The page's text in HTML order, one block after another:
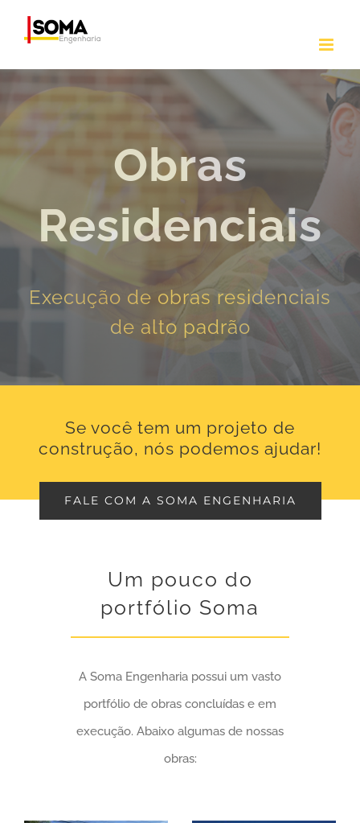
o
conteúdo
Obras
Residenciais
Execução de obras residenciais
de alto padrão
Se você tem um projeto de
construção, nós podemos ajudar!
FALE COM A SOMA ENGENHARIA
Um pouco do
portfólio Soma
A Soma Engenharia possui um vasto
portfólio de obras concluídas e em
execução. Abaixo algumas de nossas
obras: